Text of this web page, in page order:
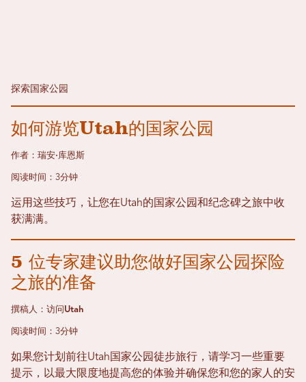
探索国家公园
如何游览Utah的国家公园
作者：瑞安·库恩斯
阅读时间：3分钟
运用这些技巧，让您在Utah的国家公园和纪念碑之旅中收
获满满。
5 位专家建议助您做好国家公园探险
之旅的准备
撰稿人：访问Utah
阅读时间：3分钟
如果您计划前往Utah国家公园徒步旅行，请学习一些重要
提示，以最大限度地提高您的体验并确保您和您的家人的安